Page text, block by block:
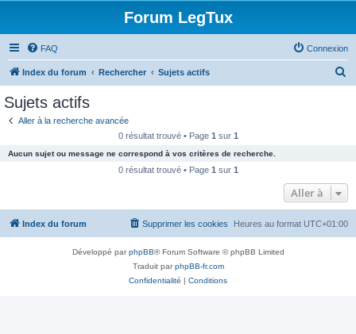
Forum LegTux
FAQ Connexion
Index du forum Rechercher Sujets actifs
c
e
Sujets actifs
Aller à la recherche avancée
0 résultat trouvé • Page 1 sur 1
Aucun sujet ou message ne correspond à vos critères de recherche.
0 résultat trouvé • Page 1 sur 1
Aller à
Index du forum Heures au format UTC+01:00
Supprimer les cookies
Développé parphpBB® Forum Software © phpBB Limited
Traduit parphpBB-fr.com
Confidentialité | Conditions